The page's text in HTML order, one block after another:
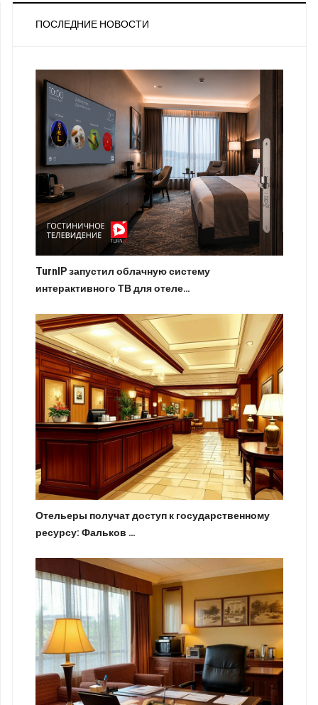
ПОСЛЕДНИЕ НОВОСТИ
TurnIP запустил облачную систему
интерактивного ТВ для отеле…
Отельеры получат доступ к государственному
ресурсу: Фальков …